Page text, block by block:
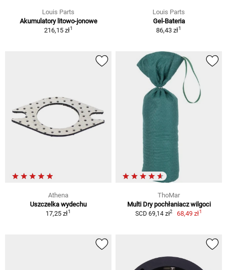
Louis Parts
Akumulatory litowo-jonowe
216,15 zł1
Louis Parts
Gel-Bateria
86,43 zł1
Athena
Uszczelka wydechu
17,25 zł1
ThoMar
Multi Dry pochłaniacz wilgoci
SCD 69,14 zł2 68,49 zł1